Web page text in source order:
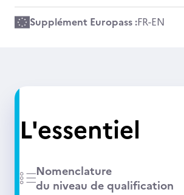
Supplément Europass :FR-EN
L'essentiel
Nomenclature
du niveau de qualification